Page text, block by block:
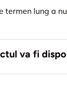
termen lung a
va fi